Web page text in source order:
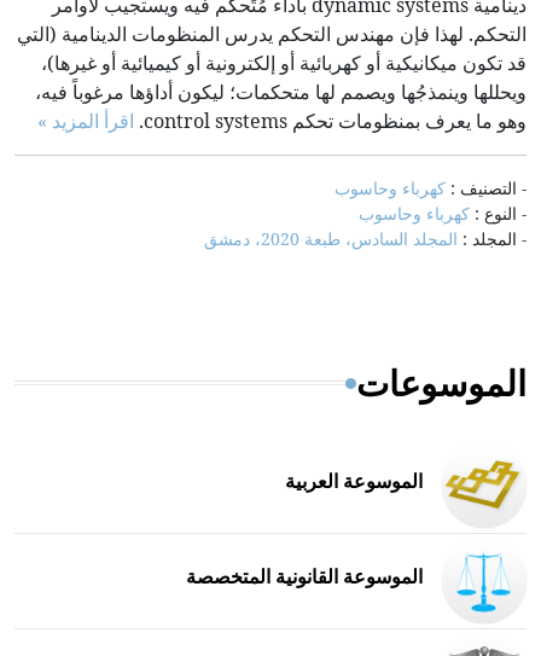
التحكم. لهذا فإن مهندس التحكم يدرس المنظومات الدينامية (التي
قد تكون ميكانيكية أو كهربائية أو إلكترونية أو كيميائية أو غيرها)،
ويحللها وينمذجُها ويصمم لها متحكمات؛ ليكون أداؤها مرغوباً فيه،
وهو ما يعرف بمنظومات تحكم control systems.
اقرأ المزيد »
- التصنيف : كهرباء وحاسوب
- النوع : كهرباء وحاسوب
- المجلد : المجلد السادس، طبعة 2020، دمشق
الموسوعات
الموسوعة العربية
الموسوعة القانونية المتخصصة